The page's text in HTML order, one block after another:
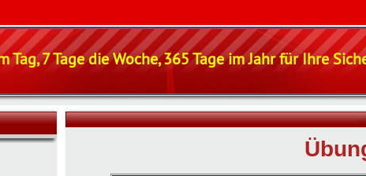
Tag, 7 Tage die Woche, 365 Tage im Jahr für Ihre